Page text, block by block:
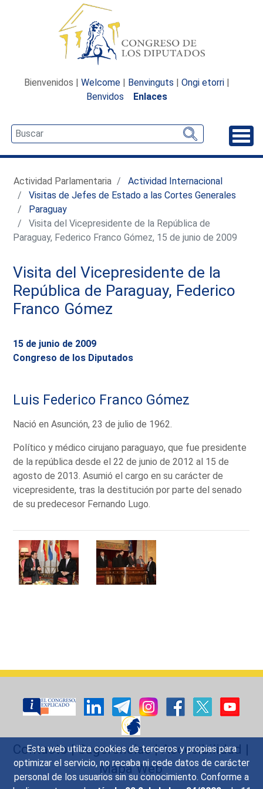
Esta web utiliza cookies de terceros y propias para
optimizar el servicio, no recaba ni cede datos de carácter
personal de los usuarios sin su conocimiento. Conforme a
Bienvenidos | Welcome | Benvinguts | Ongi etorri |
Benvidos
Enlaces
Actividad Parlamentaria
Actividad Internacional
Visitas de Jefes de Estado a las Cortes Generales
Paraguay
Visita del Vicepresidente de la República de
Paraguay, Federico Franco Gómez, 15 de junio de 2009
Visita del Vicepresidente de la
República de Paraguay, Federico
Franco Gómez
15 de junio de 2009
Congreso de los Diputados
Luis Federico Franco Gómez
Nació en Asunción, 23 de julio de 1962.
Político y médico cirujano paraguayo, que fue presidente
de la república desde el 22 de junio de 2012 al 15 de
agosto de 2013. Asumió el cargo en su carácter de
vicepresidente, tras la destitución por parte del senado
de su predecesor Fernando Lugo.
Contacto|Sugerencias|Accesibilidad |
Mapa Web